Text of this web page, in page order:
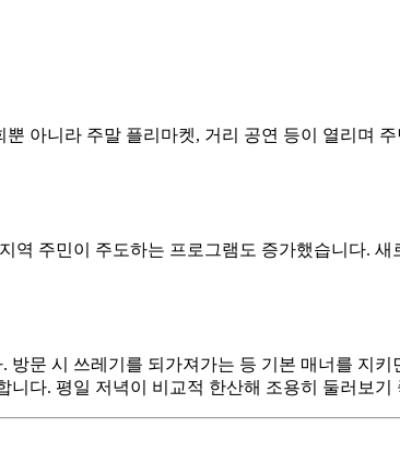
아니라 주말 플리마켓, 거리 공연 등이 열리며
주민이 주도하는 프로그램도 증가했습니다.
문 시 쓰레기를 되가져가는 등 기본 매너를 지
다. 평일 저녁이 비교적 한산해 조용히 둘러보기